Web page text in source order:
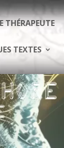
THÉRAPEUTE
TEXTES